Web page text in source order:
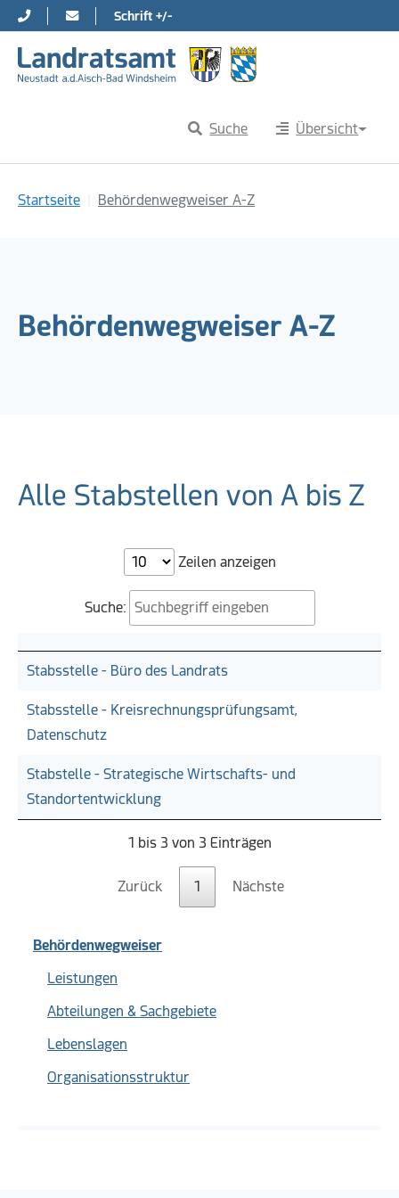
Direkt zur Hauptnavigation springen
Direkt zum Inhalt springen
Schrift +/-
Suche Übersicht
Startseite Behördenwegweiser A-Z
Behördenwegweiser A-Z
Alle Stabstellen von A bis Z
Zeilen anzeigen
Suche:
Stabsstelle - Büro des Landrats
Stabsstelle - Kreisrechnungsprüfungsamt,
Datenschutz
Stabstelle - Strategische Wirtschafts- und
Standortentwicklung
1 bis 3 von 3 Einträgen
Zurück 1 Nächste
Behördenwegweiser
Leistungen
Abteilungen & Sachgebiete
Lebenslagen
Organisationsstruktur